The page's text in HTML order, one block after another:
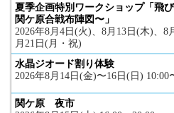
夏季企画特別ワークショップ「飛
関ケ原合戦布陣図〜」
2026年8月4日(火)、8月13日(木)、8
月21日(月・祝)
水晶ジオード割り体験
2026年8月14日(金)〜16日(日) 10:00
関ケ原 夜市